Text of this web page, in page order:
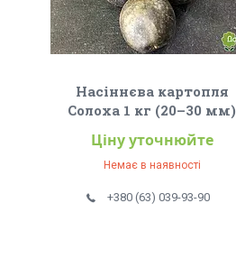
Насіннєва картопля
Солоха 1 кг (20–30 мм)
Ціну уточнюйте
Немає в наявності
+380 (63) 039-93-90